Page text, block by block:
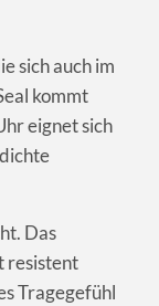
sich auch im
kommt
eignet sich
Das
resistent
Tragegefühl